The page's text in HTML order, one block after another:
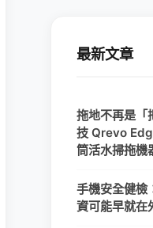
最新文章
拖地不再是「
技 Qrevo
筒活水掃拖機
手機安全健檢
資可能早就在